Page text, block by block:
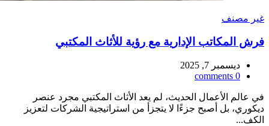
غير مصنف
فرش المكاتب الإدارية مع رؤية للأثاث المكتبي
ديسمبر 7, 2025
0
comments
في عالم الأعمال الحديث، لم يعد الأثاث المكتبي مجرد عنصر
ديكوري، بل أصبح جزءًا لا يتجزأ من استراتيجية الشركات لتعزيز
الكف...